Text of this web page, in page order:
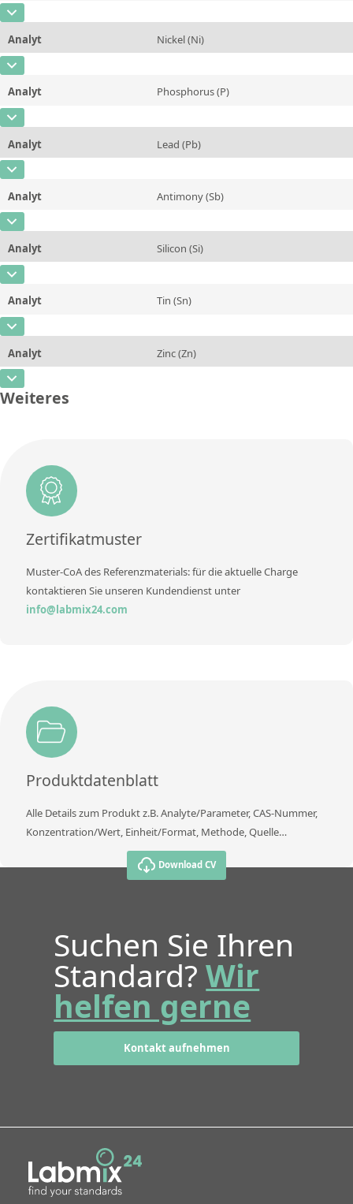
Methode
Einheit %
Zusätzliche Informationen
CAS-Nummer
Konzentration 0,16
Einheit
Analyt Nickel (Ni)
CAS-Nummer
Konzentration 0,2
Einheit %
Zusätzliche Informationen
Analyt Phosphorus (P)
CAS-Nummer
Konzentration 0,029
Einheit
Analyt Lead (Pb)
CAS-Nummer
Konzentration 0,71
Einheit %
Zusätzliche Informationen
Analyt Antimony (Sb)
CAS-Nummer
Konzentration ~0,062
Einheit
Analyt Silicon (Si)
CAS-Nummer
Konzentration ~0,0046
Einheit %
Zusätzliche Informationen
Methode
Analyt Tin (Sn)
CAS-Nummer
Konzentration 0,29
Einheit
Analyt Zinc (Zn)
CAS-Nummer
Zusätzliche Informationen
Methode
Weiteres
Zertifikatmuster
Muster-CoA des Referenzmaterials: für die aktuelle Charge
kontaktieren Sie unseren Kundendienst unter
info@labmix24.com
Produktdatenblatt
Alle Details zum Produkt z.B. Analyte/Parameter, CAS-Nummer,
Konzentration/Wert, Einheit/Format, Methode, Quelle…
Download CV
Suchen Sie Ihren
Standard?Wir
helfen gerne
Kontakt aufnehmen